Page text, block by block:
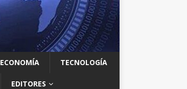
ECONOMÍA TECNOLOGÍA
EDITORES